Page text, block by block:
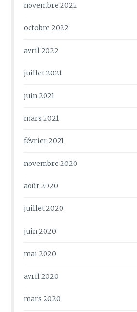
novembre 2022
octobre 2022
avril 2022
juillet 2021
juin 2021
mars 2021
février 2021
novembre 2020
août 2020
juillet 2020
juin 2020
mai 2020
avril 2020
mars 2020